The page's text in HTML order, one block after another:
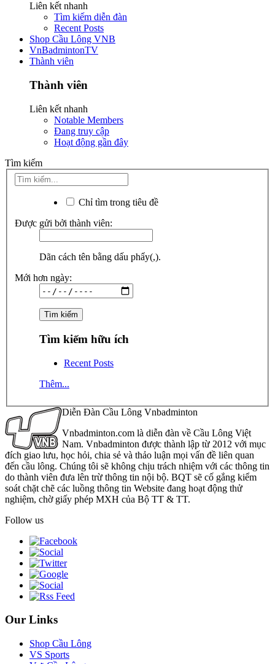
Liên kết nhanh
Tìm kiếm diễn đàn
Recent Posts
Shop Cầu Lông VNB
VnBadmintonTV
Thành viên
Thành viên
Liên kết nhanh
Notable Members
Đang truy cập
Hoạt động gần đây
Tìm kiếm
Chỉ tìm trong tiêu đề
Được gửi bởi thành viên:
Dãn cách tên bằng dấu phẩy(,).
Mới hơn ngày:
Tìm kiếm hữu ích
Recent Posts
Thêm...
Diễn Đàn Cầu Lông Vnbadminton
Vnbadminton.com là diễn đàn về Cầu Lông Việt
Nam. Vnbadminton được thành lập từ 2012 với mục
đích giao lưu, học hỏi, chia sẻ và thảo luận mọi vấn đề liên quan
đến cầu lông. Chúng tôi sẽ không chịu trách nhiệm với các thông tin
do thành viên đưa lên trừ thông tin nội bộ. BQT sẽ cố gắng kiểm
soát chặt chẽ các luồng thông tin Website đang hoạt động thử
nghiệm, chờ giấy phép MXH của Bộ TT & TT.
Follow us
Our Links
Shop Cầu Lông
VS Sports